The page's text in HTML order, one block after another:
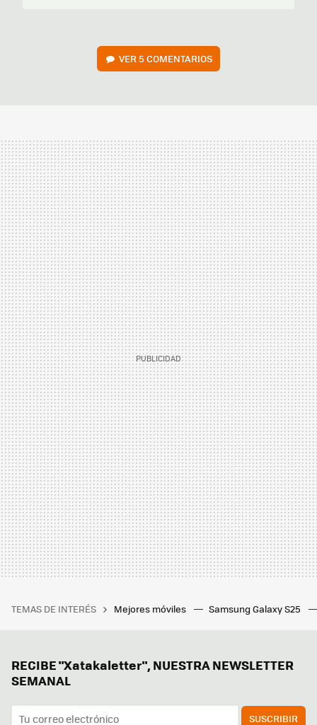
VER5 COMENTARIOS
TEMAS DE INTERÉS Mejores móviles Samsung Galaxy S25
RECIBE "Xatakaletter", NUESTRA NEWSLETTER
SEMANAL
SUSCRIBIR